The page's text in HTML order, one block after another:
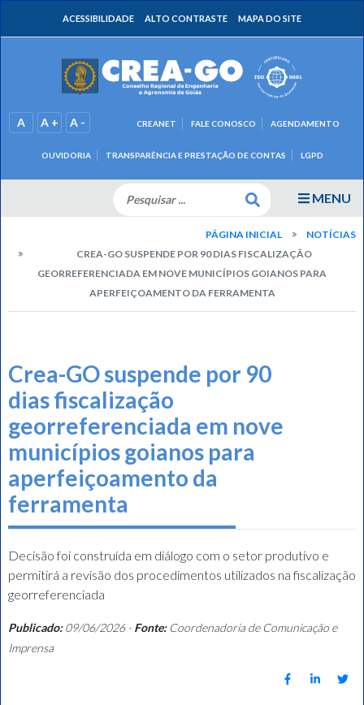
ACESSIBILIDADE ALTO CONTRASTE MAPA DO SITE
A A + A -
OUVIDORIA TRANSPARÊNCIA E PRESTAÇÃO DE CONTAS LGPD
CREANET FALE CONOSCO AGENDAMENTO
MENU
PÁGINA INICIAL
NOTÍCIAS
CREA-GO SUSPENDE POR 90 DIAS FISCALIZAÇÃO
GEORREFERENCIADA EM NOVE MUNICÍPIOS GOIANOS PARA
APERFEIÇOAMENTO DA FERRAMENTA
Crea-GO suspende por 90
dias fiscalização
georreferenciada em nove
municípios goianos para
aperfeiçoamento da
ferramenta
Decisão foi construída em diálogo com o setor produtivo e
permitirá a revisão dos procedimentos utilizados na fiscalização
georreferenciada
Publicado:09/06/2026 - Fonte:Coordenadoria de Comunicação e
Imprensa